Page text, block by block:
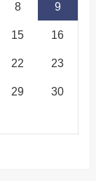
8 9
15 16
22 23
29 30